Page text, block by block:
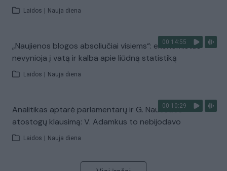
Laidos Nauja diena
00:14:55
„Naujienos blogos absoliučiai visiems“: ekonomistas
nevynioja į vatą ir kalba apie liūdną statistiką
Laidos Nauja diena
00:10:29
Analitikas aptarė parlamentarų ir G. Nausėdos
atostogų klausimą: V. Adamkus to nebijodavo
Laidos Nauja diena